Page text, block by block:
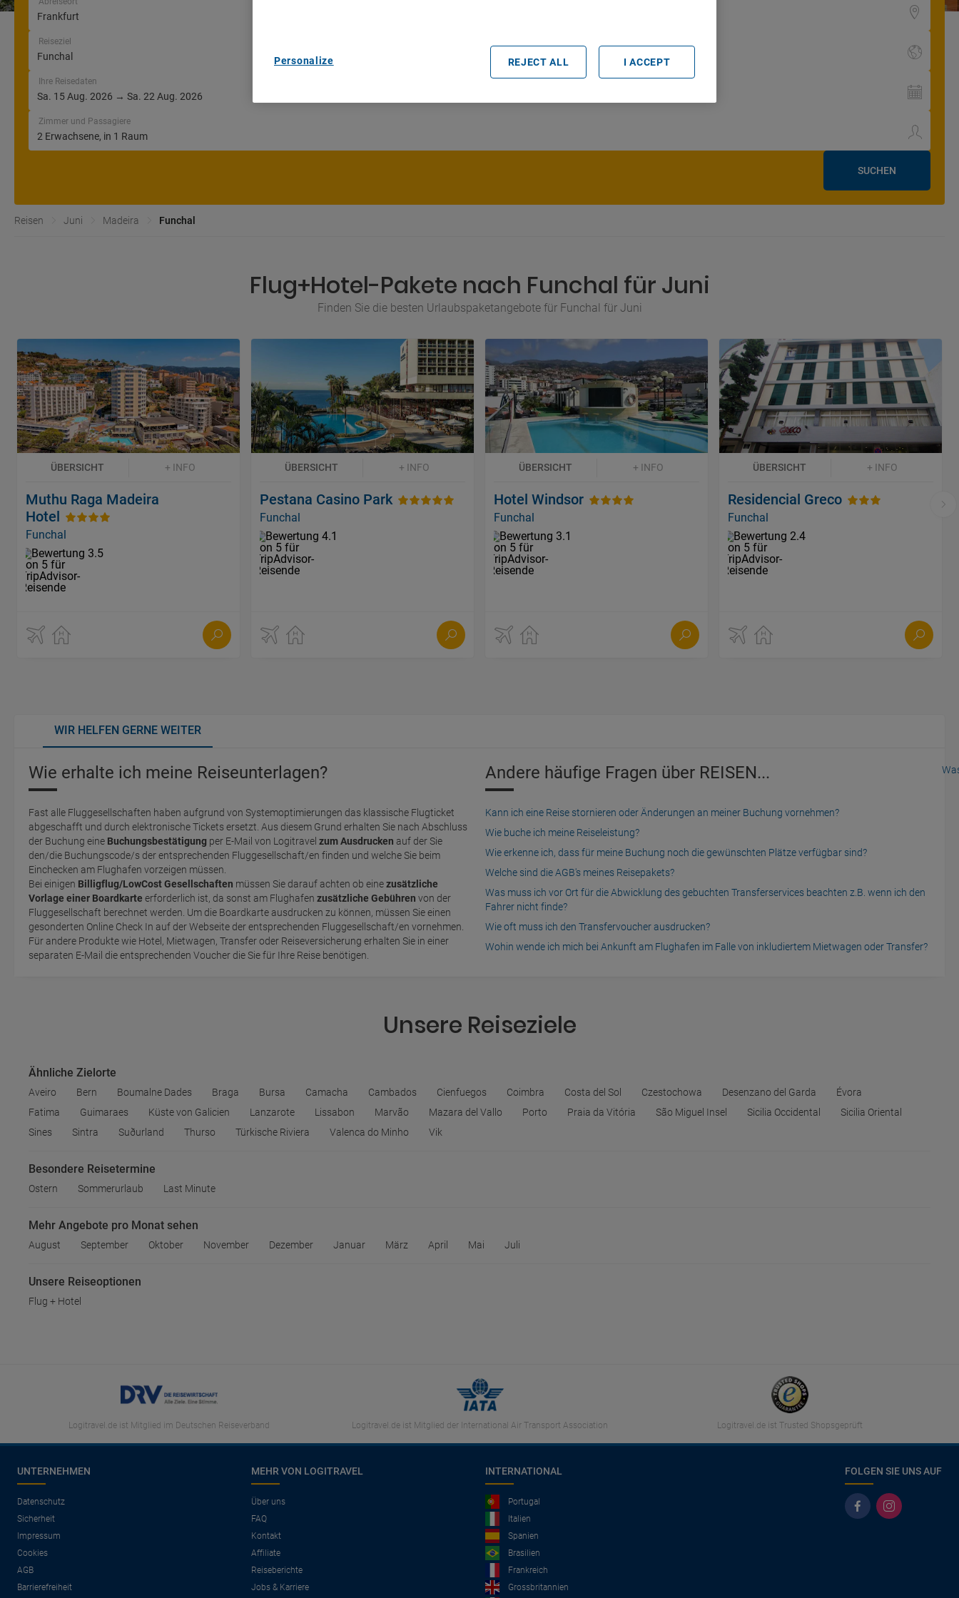
Reiseziel
Ihre Reisedaten
Zimmer und Passagiere
SUCHEN
Reisen Juni Madeira Funchal
Flug+Hotel-Pakete nach Funchal für Juni
Finden Sie die besten Urlaubspaketangebote für Funchal für Juni
ÜBERSICHT + INFO
Muthu Raga Madeira
Hotel
Funchal
ÜBERSICHT + INFO
Pestana Casino Park
Funchal
ÜBERSICHT + INFO
Hotel Windsor
Funchal
ÜBERSICHT + INFO
Residencial Greco
Funchal
WIR HELFEN GERNE WEITER
Wie erhalte ich meine Reiseunterlagen?
Fast alle Fluggesellschaften haben aufgrund von Systemoptimierungen das klassische Flugticket
abgeschafft und durch elektronische Tickets ersetzt. Aus diesem Grund erhalten Sie nach Abschluss
der Buchung eine Buchungsbestätigung per E-Mail von Logitravel zum Ausdrucken auf der Sie
den/die Buchungscode/s der entsprechenden Fluggesellschaft/en finden und welche Sie beim
Einchecken am Flughafen vorzeigen müssen.
Bei einigen Billigflug/LowCost Gesellschaften müssen Sie darauf achten ob einezusätzliche
Vorlage einer Boardkarte erforderlich ist, da sonst am Flughafen zusätzliche Gebühren von der
Fluggesellschaft berechnet werden. Um die Boardkarte ausdrucken zu können, müssen Sie einen
gesonderten Online Check In auf der Webseite der entsprechenden Fluggesellschaft/en vornehmen.
Für andere Produkte wie Hotel, Mietwagen, Transfer oder Reiseversicherung erhalten Sie in einer
separaten E-Mail die entsprechenden Voucher die Sie für Ihre Reise benötigen.
Andere häufige Fragen über REISEN...
Kann ich eine Reise stornieren oder Änderungen an meiner Buchung vornehmen?
Wie buche ich meine Reiseleistung?
Wie erkenne ich, dass für meine Buchung noch die gewünschten Plätze verfügbar sind?
Welche sind die AGB's meines Reisepakets?
Was muss ich vor Ort für die Abwicklung des gebuchten Transferservices beachten z.B. wenn ich den
Fahrer nicht finde?
Wie oft muss ich den Transfervoucher ausdrucken?
Wohin wende ich mich bei Ankunft am Flughafen im Falle von inkludiertem Mietwagen oder Transfer?
Unsere Reiseziele
Ähnliche Zielorte
Aveiro Bern Boumalne Dades Braga Bursa Camacha Cambados Cienfuegos Coimbra Costa del Sol Czestochowa Desenzano del Garda
Évora
Fatima
Guimaraes Küste von Galicien Lanzarote Lissabon Marvão Mazara del Vallo Porto Praia da Vitória São Miguel Insel Sicilia Occidental
Sicilia Oriental
Sines
Sintra Suðurland Thurso Türkische Riviera Valenca do Minho Vik
Besondere Reisetermine
Ostern Sommerurlaub Last Minute
Mehr Angebote pro Monat sehen
August September Oktober November Dezember Januar März April Mai Juli
Unsere Reiseoptionen
Flug + Hotel
Logitravel.de ist Mitglied im Deutschen Reiseverband Logitravel.de ist Mitglied der International Air Transport Association Logitravel.de ist Trusted Shopsgeprüft
UNTERNEHMEN
Datenschutz
Sicherheit
Impressum
Cookies
AGB
Barrierefreiheit
MEHR VON LOGITRAVEL
Über uns
FAQ
Kontakt
Affiliate
Reiseberichte
Jobs & Karriere
INTERNATIONAL
Portugal
Italien
Spanien
Brasilien
Frankreich
Grossbritannien
FOLGEN SIE UNS AUF
Personalize REJECT ALL I ACCEPT